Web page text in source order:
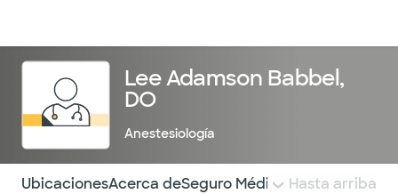
Lee Adamson Babbel,
DO
Anestesiología
Utilice esta navegación para saltar rápidamente a
UbicacionesAcerca deSeguro Médico COMENTARIOS
Hasta arriba